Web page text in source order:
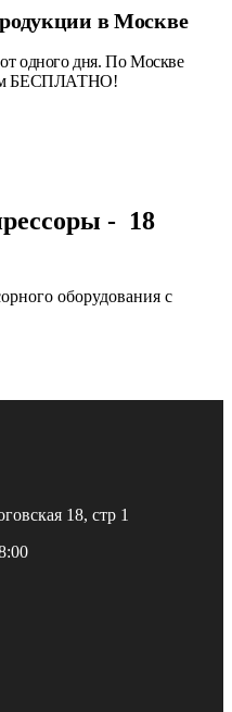
в Москве
одного дня. По Москве
БЕСПЛАТНО!
- 18
оборудования с
18, стр 1